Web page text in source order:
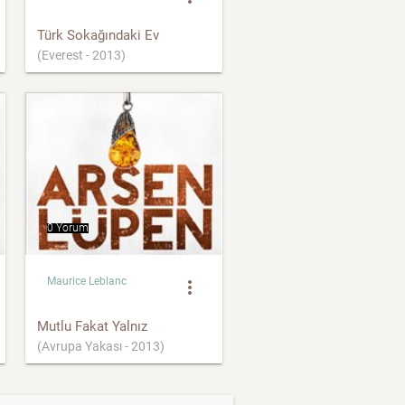
Türk Sokağındaki Ev
(Everest - 2013)
0 Yorum
Maurice Leblanc more_vert
Mutlu Fakat Yalnız
(Avrupa Yakası - 2013)